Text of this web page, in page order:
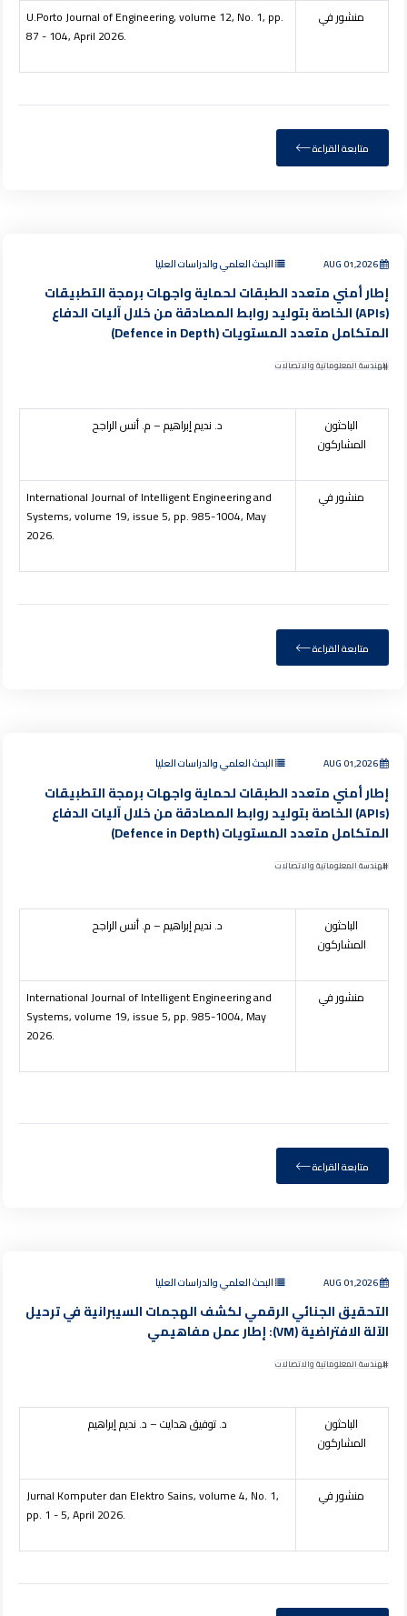
منشور في
U.Porto Journal of Engineering, volume 12, No. 1, pp.
87 - 104, April 2026.
متابعة القراءة
AUG 01,2026 البحث العلمي والدراسات العليا
إطار أمني متعدد الطبقات لحماية واجهات برمجة التطبيقات
(APIs) الخاصة بتوليد روابط المصادقة من خلال آليات الدفاع
المتكامل متعدد المستويات (Defence in Depth)
الهندسة المعلوماتية والاتصالات
الباحثون
المشاركون
د. نديم إبراهيم – م. أنس الراجح
منشور في
International Journal of Intelligent Engineering and
Systems, volume 19, issue 5, pp. 985-1004, May
2026.
متابعة القراءة
AUG 01,2026 البحث العلمي والدراسات العليا
إطار أمني متعدد الطبقات لحماية واجهات برمجة التطبيقات
(APIs) الخاصة بتوليد روابط المصادقة من خلال آليات الدفاع
المتكامل متعدد المستويات (Defence in Depth)
الهندسة المعلوماتية والاتصالات
الباحثون
المشاركون
د. نديم إبراهيم – م. أنس الراجح
منشور في
International Journal of Intelligent Engineering and
Systems, volume 19, issue 5, pp. 985-1004, May
2026.
متابعة القراءة
AUG 01,2026 البحث العلمي والدراسات العليا
التحقيق الجنائي الرقمي لكشف الهجمات السيبرانية في ترحيل
الآلة الافتراضية (VM): إطار عمل مفاهيمي
الهندسة المعلوماتية والاتصالات
الباحثون
المشاركون
د. توفيق هدايت – د. نديم إبراهيم
منشور في
Jurnal Komputer dan Elektro Sains, volume 4, No. 1,
pp. 1 - 5, April 2026.